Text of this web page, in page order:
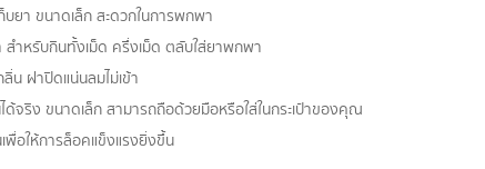
บยา ขนาดเล็ก สะดวกในการพกพา
สำหรับกินทั้งเม็ด ครึ่งเม็ด ตลับใส่ยาพกพา
น ฝาปิดแน่นลมไม่เข้า
ด้จริง ขนาดเล็ก สามารถถือด้วยมือหรือใส่ในกระเป๋าของคุณ
พื่อให้การล็อคแข็งแรงยิ่งขึ้น